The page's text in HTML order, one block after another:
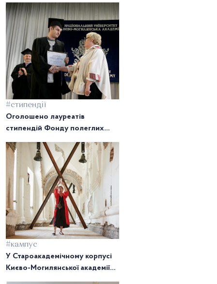
#стипендії
Оголошено лауреатів
стипендій Фонду полеглих
#кампус
У Староакадемічному корпусі
Києво-Могилянської академії